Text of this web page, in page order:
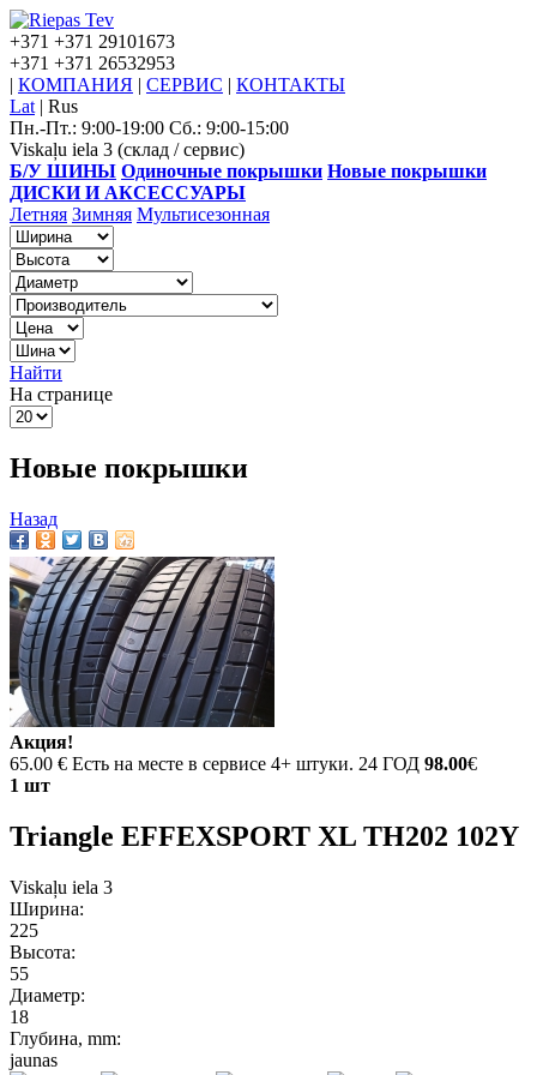
+371 +371 29101673
+371 +371 26532953
| КОМПАНИЯ | СЕРВИС | КОНТАКТЫ
Lat | Rus
Пн.-Пт.: 9:00-19:00 Сб.: 9:00-15:00
Viskaļu iela 3 (склад / сервис)
Б/У ШИНЫ Одиночные покрышки Новые покрышки
ДИСКИ И АКСЕССУАРЫ
Летняя Зимняя Мультисезонная
Найти
На странице
Новые покрышки
Назад
Акция!
65.00 € Есть на месте в сервисе 4+ штуки. 24 ГОД 98.00€
1 шт
Triangle EFFEXSPORT XL TH202 102Y
Viskaļu iela 3
Ширина:
225
Высота:
55
Диаметр:
18
Глубина, mm:
jaunas